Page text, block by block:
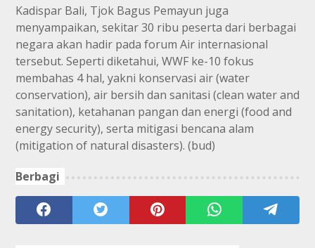
Kadispar Bali, Tjok Bagus Pemayun juga
menyampaikan, sekitar 30 ribu peserta dari berbagai
negara akan hadir pada forum Air internasional
tersebut. Seperti diketahui, WWF ke-10 fokus
membahas 4 hal, yakni konservasi air (water
conservation), air bersih dan sanitasi (clean water and
sanitation), ketahanan pangan dan energi (food and
energy security), serta mitigasi bencana alam
(mitigation of natural disasters). (bud)
Berbagi